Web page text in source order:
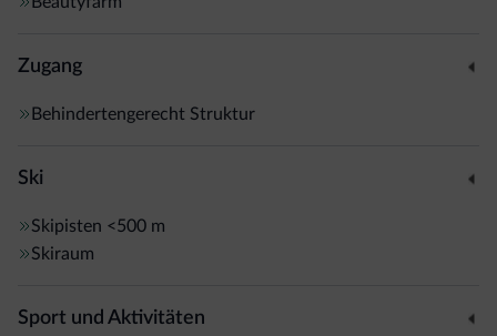
Zugang
Behindertengerecht Struktur
Ski
Skipisten <500 m
Skiraum
Sport und Aktivitäten